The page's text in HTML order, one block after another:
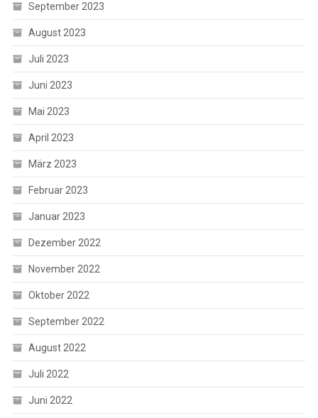
September 2023
August 2023
Juli 2023
Juni 2023
Mai 2023
April 2023
März 2023
Februar 2023
Januar 2023
Dezember 2022
November 2022
Oktober 2022
September 2022
August 2022
Juli 2022
Juni 2022